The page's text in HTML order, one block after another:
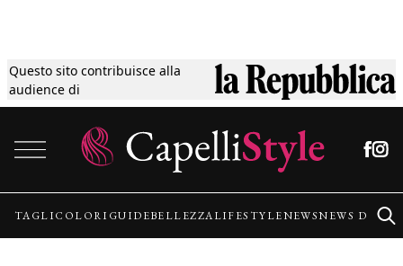
Questo sito contribuisce alla
audience di
Tagli
Colori
Guide
TAGLICOLORI GUIDEBELLEZZALIFESTYLENEWSNEWS